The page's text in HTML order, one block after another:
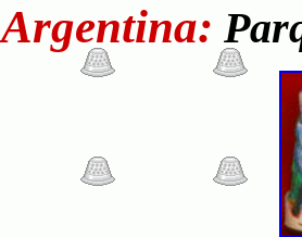
Argentina: